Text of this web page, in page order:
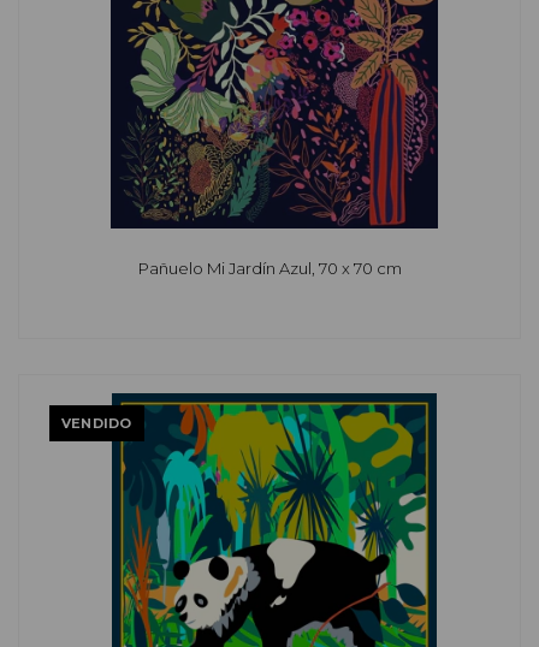
Pañuelo Mi Jardín Azul, 70 x 70 cm
VENDIDO